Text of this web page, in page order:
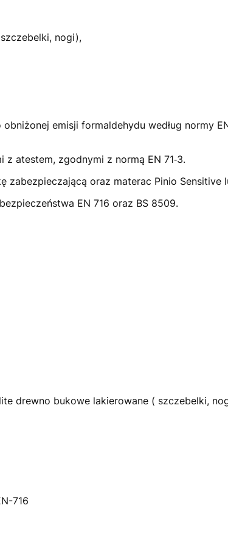
nogi),
emisji formaldehydu według normy
atestem, zgodnymi z normą EN 71‑3.
zabezpieczającą oraz materac Pinio Sensitive
EN 716 oraz BS 8509.
drewno bukowe lakierowane ( szczebelki,
716